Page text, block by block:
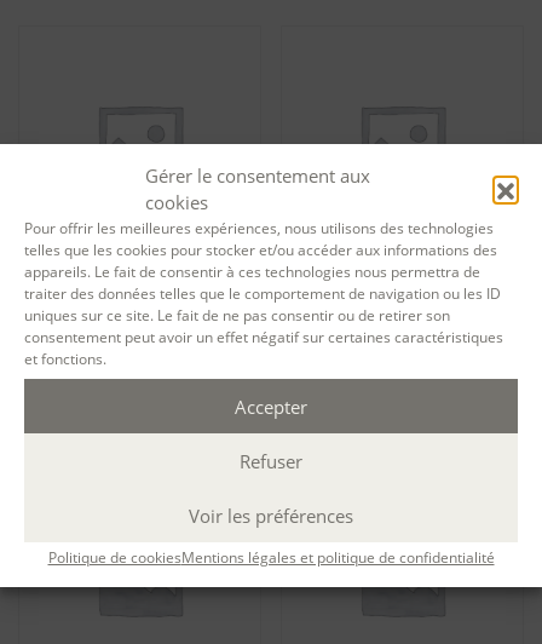
Gérer le consentement aux
cookies
Pour offrir les meilleures expériences, nous utilisons des technologies
telles que les cookies pour stocker et/ou accéder aux informations des
appareils. Le fait de consentir à ces technologies nous permettra de
traiter des données telles que le comportement de navigation ou les ID
uniques sur ce site. Le fait de ne pas consentir ou de retirer son
consentement peut avoir un effet négatif sur certaines caractéristiques
et fonctions.
Accepter
Refuser
Voir les préférences
Politique de cookiesMentions légales et politique de confidentialité
Tarif particuliers Illustrer ses
textes – session 13220
342,00 €
Ajouter au panier
Tarif particuliers Illustrer ses
textes – session 13221
Ajouter au panier